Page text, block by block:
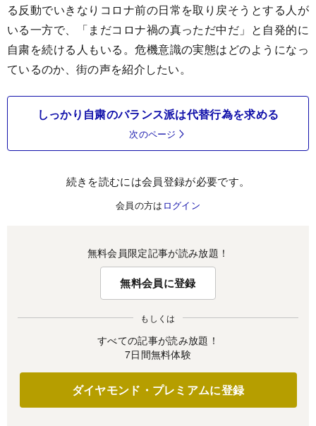
る反動でいきなりコロナ前の日常を取り戻そうとする人が
いる一方で、「まだコロナ禍の真っただ中だ」と自発的に
自粛を続ける人もいる。危機意識の実態はどのようになっ
ているのか、街の声を紹介したい。
しっかり自粛のバランス派は代替行為を求める
次のページ
続きを読むには会員登録が必要です。
会員の方は ログイン
無料会員限定記事が読み放題！
無料会員に登録
もしくは
すべての記事が読み放題！
7日間無料体験
ダイヤモンド・プレミアムに登録